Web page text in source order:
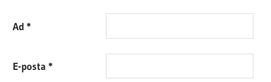
Ad*
E-posta*